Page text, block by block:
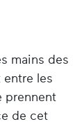
mains des
les
prennent
de cet